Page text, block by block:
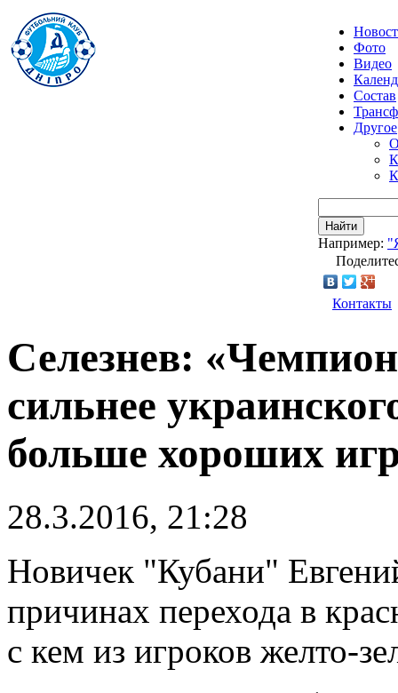
Фото
Видео
Состав
Другое
Найти
Например:
Контакты
Селезнев:
сильнее
больше хороших
28.3.2016, 21:28
Новичек "Кубани"
причинах перехода в
с кем из игроков желто-